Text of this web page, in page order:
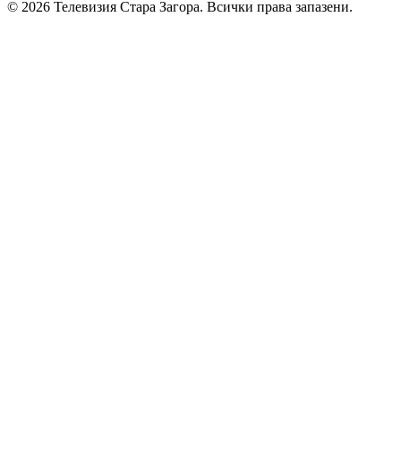
© 2026 Телевизия Стара Загора. Всички права запазени.